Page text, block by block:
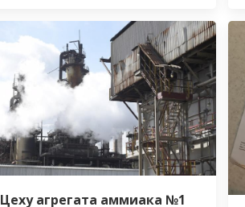
Цеху агрегата аммиака №1